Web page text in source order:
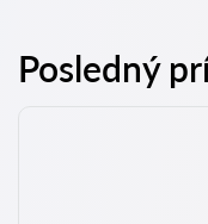
Posledný